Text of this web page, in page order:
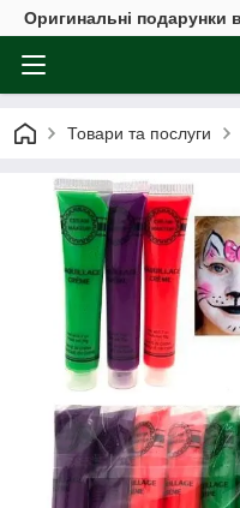
Оригинальні подарунки
Товари та послуги